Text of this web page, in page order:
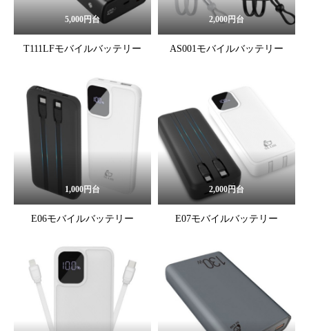
5,000円台
T111LFモバイルバッテリー
2,000円台
AS001モバイルバッテリー
1,000円台
E06モバイルバッテリー
2,000円台
E07モバイルバッテリー